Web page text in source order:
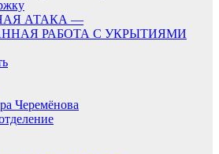
АТАКА —
РАБОТА С УКРЫТИЯМИ
Черемёнова